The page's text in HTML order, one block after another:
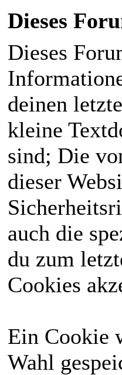
Dieses
Dieses
deinen
kleine
sind; Die
dieser
auch die
du zum
Cookies
Ein Cookie
Wahl